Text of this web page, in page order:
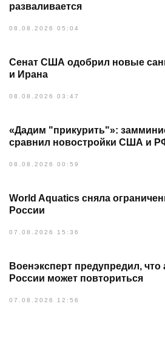
разваливается
08.08.2026 05:04
Сенат США одобрил новые
и Ирана
08.08.2026 03:47
«Дадим "прикурить"»:
сравнил новостройки США и
08.08.2026 00:59
World Aquatics сняла
России
07.08.2026 15:36
Военэксперт предупредил,
России может повториться
07.08.2026 12:56